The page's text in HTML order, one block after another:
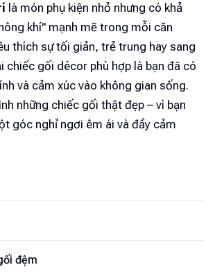
đệm
là món phụ kiện nhỏ nhưng có khả
khí" mạnh mẽ trong mỗi căn
thích sự tối giản, trẻ trung hay sang
chiếc gối décor phù hợp là bạn đã có
và cảm xúc vào không gian sống.
những chiếc gối thật đẹp – vì bạn
góc nghỉ ngơi êm ái và đầy cảm